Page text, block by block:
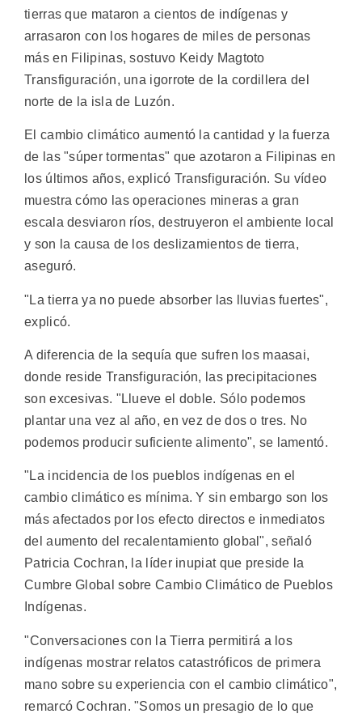
tierras que mataron a cientos de indígenas y
arrasaron con los hogares de miles de personas
más en Filipinas, sostuvo Keidy Magtoto
Transfiguración, una igorrote de la cordillera del
norte de la isla de Luzón.
El cambio climático aumentó la cantidad y la fuerza
de las "súper tormentas" que azotaron a Filipinas en
los últimos años, explicó Transfiguración. Su vídeo
muestra cómo las operaciones mineras a gran
escala desviaron ríos, destruyeron el ambiente local
y son la causa de los deslizamientos de tierra,
aseguró.
"La tierra ya no puede absorber las lluvias fuertes",
explicó.
A diferencia de la sequía que sufren los maasai,
donde reside Transfiguración, las precipitaciones
son excesivas. "Llueve el doble. Sólo podemos
plantar una vez al año, en vez de dos o tres. No
podemos producir suficiente alimento", se lamentó.
"La incidencia de los pueblos indígenas en el
cambio climático es mínima. Y sin embargo son los
más afectados por los efecto directos e inmediatos
del aumento del recalentamiento global", señaló
Patricia Cochran, la líder inupiat que preside la
Cumbre Global sobre Cambio Climático de Pueblos
Indígenas.
"Conversaciones con la Tierra permitirá a los
indígenas mostrar relatos catastróficos de primera
mano sobre su experiencia con el cambio climático",
remarcó Cochran. "Somos un presagio de lo que